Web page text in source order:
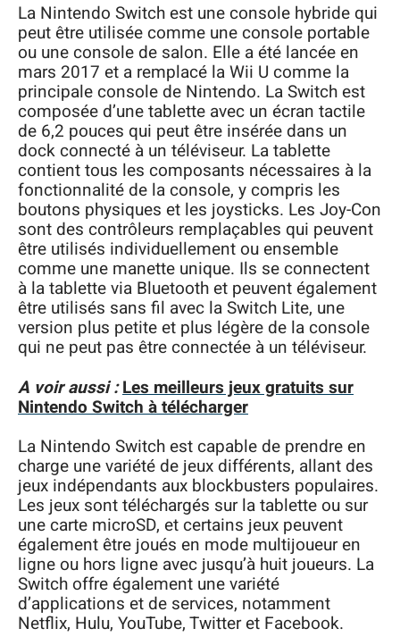
La Nintendo Switch est une console hybride qui
peut être utilisée comme une console portable
ou une console de salon. Elle a été lancée en
mars 2017 et a remplacé la Wii U comme la
principale console de Nintendo. La Switch est
composée d’une tablette avec un écran tactile
de 6,2 pouces qui peut être insérée dans un
dock connecté à un téléviseur. La tablette
contient tous les composants nécessaires à la
fonctionnalité de la console, y compris les
boutons physiques et les joysticks. Les Joy-Con
sont des contrôleurs remplaçables qui peuvent
être utilisés individuellement ou ensemble
comme une manette unique. Ils se connectent
à la tablette via Bluetooth et peuvent également
être utilisés sans fil avec la Switch Lite, une
version plus petite et plus légère de la console
qui ne peut pas être connectée à un téléviseur.
A voir aussi : Les meilleurs jeux gratuits sur
Nintendo Switch à télécharger
La Nintendo Switch est capable de prendre en
charge une variété de jeux différents, allant des
jeux indépendants aux blockbusters populaires.
Les jeux sont téléchargés sur la tablette ou sur
une carte microSD, et certains jeux peuvent
également être joués en mode multijoueur en
ligne ou hors ligne avec jusqu’à huit joueurs. La
Switch offre également une variété
d’applications et de services, notamment
Netflix, Hulu, YouTube, Twitter et Facebook.